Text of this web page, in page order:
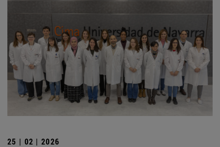
25 | 02 | 2026